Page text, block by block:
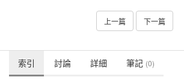
上一篇 下一篇
索引 討論 詳細 筆記 (0)